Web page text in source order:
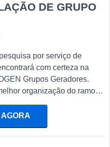
DE GRUPO
por serviço de
com certeza na
Grupos Geradores.
organização do ramo e
SOBRE SERVIÇO DE
quer
de grupo gerador em uma